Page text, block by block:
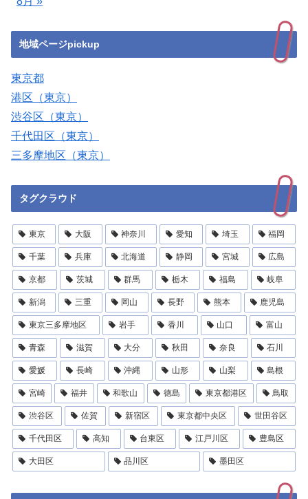
地域ページpickup
東京都
港区（東京）
渋谷区（東京）
千代田区（東京）
三多摩地区（東京）
タグクラウド
東京 大阪 神奈川 愛知 埼玉 福岡
千葉 兵庫 北海道 静岡 宮城 広島
京都 茨城 群馬 栃木 福島 岐阜
新潟 三重 岡山 長野 熊本 鹿児島
東京三多摩地区 岩手 香川 山口 富山
青森 滋賀 大分 秋田 奈良 石川
愛媛 長崎 沖縄 山形 山梨 島根
宮崎 福井 和歌山 徳島 東京都港区 鳥取
渋谷区 佐賀 新宿区 東京都中央区 世田谷区
千代田区 高知 台東区 江戸川区 豊島区
大田区 品川区 墨田区